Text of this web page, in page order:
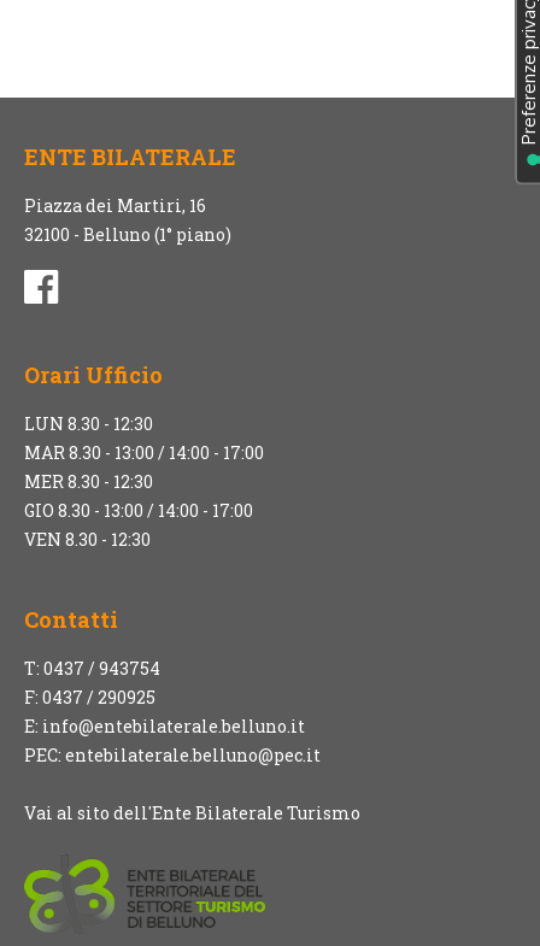
ENTE BILATERALE
Piazza dei Martiri, 16
32100 - Belluno (1° piano)
Orari Ufficio
LUN 8.30 - 12:30
MAR 8.30 - 13:00 / 14:00 - 17:00
MER 8.30 - 12:30
GIO 8.30 - 13:00 / 14:00 - 17:00
VEN 8.30 - 12:30
Contatti
T: 0437 / 943754
F: 0437 / 290925
E: info@entebilaterale.belluno.it
PEC: entebilaterale.belluno@pec.it
Vai al sito dell'Ente Bilaterale Turismo